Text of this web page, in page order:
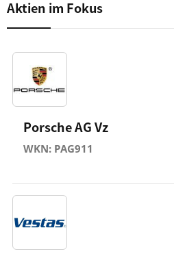
Aktien im Fokus
Porsche AG Vz
WKN: PAG911